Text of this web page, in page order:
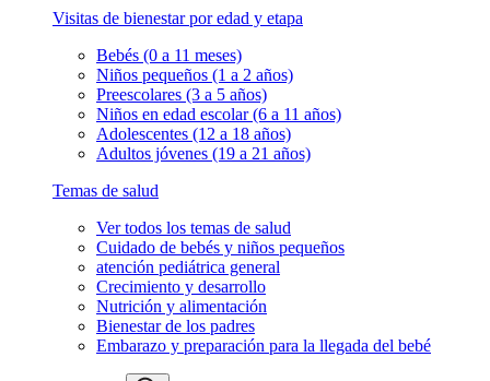
Visitas de bienestar por edad y etapa
Bebés (0 a 11 meses)
Niños pequeños (1 a 2 años)
Preescolares (3 a 5 años)
Niños en edad escolar (6 a 11 años)
Adolescentes (12 a 18 años)
Adultos jóvenes (19 a 21 años)
Temas de salud
Ver todos los temas de salud
Cuidado de bebés y niños pequeños
atención pediátrica general
Crecimiento y desarrollo
Nutrición y alimentación
Bienestar de los padres
Embarazo y preparación para la llegada del bebé